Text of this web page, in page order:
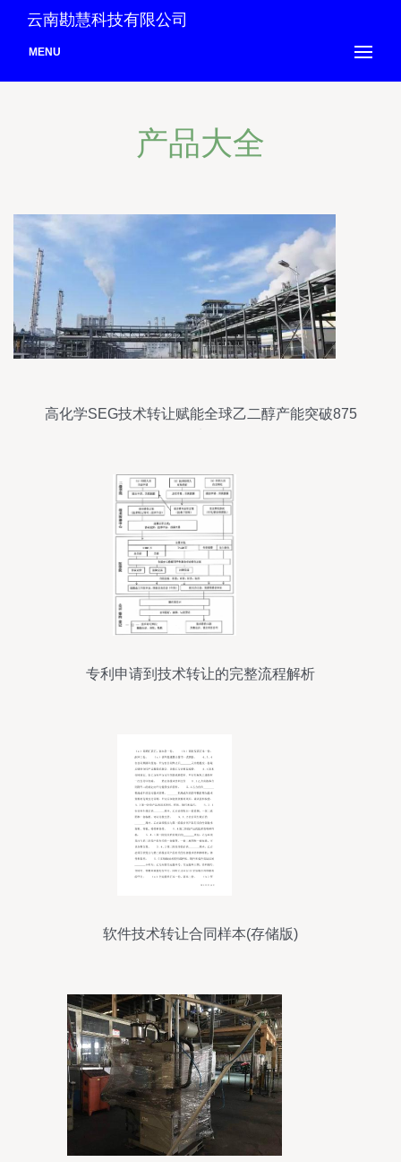
云南勘慧科技有限公司
MENU
产品大全
高化学SEG技术转让赋能全球乙二醇产能突破875
专利申请到技术转让的完整流程解析
软件技术转让合同样本(存储版)